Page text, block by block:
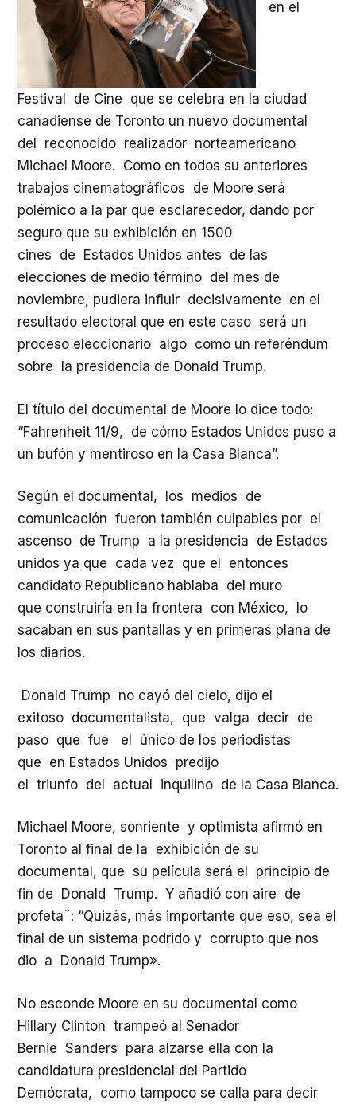
en el
Festival de Cine que se celebra en la ciudad
canadiense de Toronto un nuevo documental
del reconocido realizador norteamericano
Michael Moore. Como en todos su anteriores
trabajos cinematográficos de Moore será
polémico a la par que esclarecedor, dando por
seguro que su exhibición en 1500
cines de Estados Unidos antes de las
elecciones de medio término del mes de
noviembre, pudiera influir decisivamente en el
resultado electoral que en este caso será un
proceso eleccionario algo como un referéndum
sobre la presidencia de Donald Trump.
El título del documental de Moore lo dice todo:
“Fahrenheit 11/9, de cómo Estados Unidos puso a
un bufón y mentiroso en la Casa Blanca”.
Según el documental, los medios de
comunicación fueron también culpables por el
ascenso de Trump a la presidencia de Estados
unidos ya que cada vez que el entonces
candidato Republicano hablaba del muro
que construiría en la frontera con México, lo
sacaban en sus pantallas y en primeras plana de
los diarios.
Donald Trump no cayó del cielo, dijo el
exitoso documentalista, que valga decir de
paso que fue el único de los periodistas
que en Estados Unidos predijo
el triunfo del actual inquilino de la Casa Blanca.
Michael Moore, sonriente y optimista afirmó en
Toronto al final de la exhibición de su
documental, que su película será el principio de
fin de Donald Trump. Y añadió con aire de
profeta¨: “Quizás, más importante que eso, sea el
final de un sistema podrido y corrupto que nos
dio a Donald Trump».
No esconde Moore en su documental como
Hillary Clinton trampeó al Senador
Bernie Sanders para alzarse ella con la
candidatura presidencial del Partido
Demócrata, como tampoco se calla para decir